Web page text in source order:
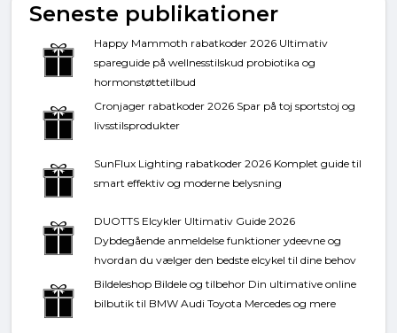
Seneste publikationer
Happy Mammoth rabatkoder 2026 Ultimativ
spareguide på wellnesstilskud probiotika og
hormonstøttetilbud
Cronjager rabatkoder 2026 Spar på toj sportstoj og
livsstilsprodukter
SunFlux Lighting rabatkoder 2026 Komplet guide til
smart effektiv og moderne belysning
DUOTTS Elcykler Ultimativ Guide 2026
Dybdegående anmeldelse funktioner ydeevne og
hvordan du vælger den bedste elcykel til dine behov
Bildeleshop Bildele og tilbehor Din ultimative online
bilbutik til BMW Audi Toyota Mercedes og mere